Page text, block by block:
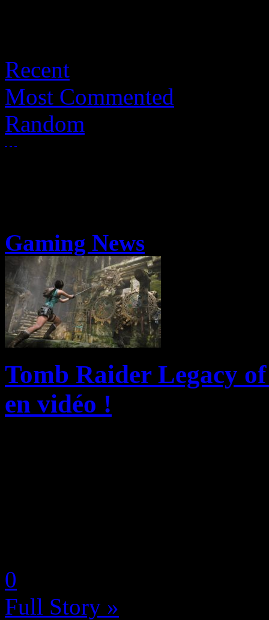
Recent
Most Commented
Random
Gaming News
Tomb Raider Legacy
en vidéo !
0
Full Story »